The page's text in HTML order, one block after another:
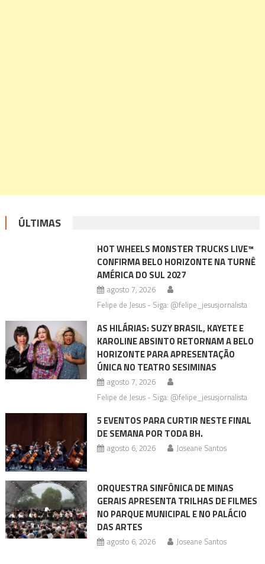
ÚLTIMAS
HOT WHEELS MONSTER TRUCKS LIVE™
CONFIRMA BELO HORIZONTE NA TURNÊ
AMÉRICA DO SUL 2027
agosto 7, 2026
Felipe de Jesus - Siga: @felipe_jesusjornalista
AS HILÁRIAS: SUZY BRASIL, KAYETE E
KAROLINE ABSINTO RETORNAM A BELO
HORIZONTE PARA APRESENTAÇÃO
ÚNICA NO TEATRO SESIMINAS
agosto 7, 2026
Felipe de Jesus - Siga: @felipe_jesusjornalista
5 EVENTOS PARA CURTIR NESTE FINAL
DE SEMANA POR TODA BH.
agosto 6, 2026 Joseane Santos
ORQUESTRA SINFÔNICA DE MINAS
GERAIS APRESENTA TRILHAS DE FILMES
NO PARQUE MUNICIPAL E NO PALÁCIO
DAS ARTES
agosto 6, 2026 Joseane Santos